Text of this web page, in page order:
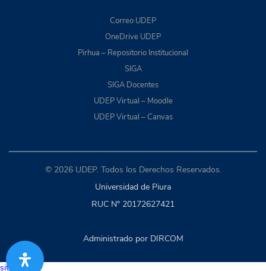
Correo UDEP
OneDrive UDEP
Pirhua – Repositorio Institucional
SIGA
SIGA Docentes
UDEP Virtual – Moodle
UDEP Virtual – Canvas
© 2026 UDEP. Todos los Derechos Reservados.
Universidad de Piura
RUC N° 20172627421
Administrado por DIRCOM
situs togel